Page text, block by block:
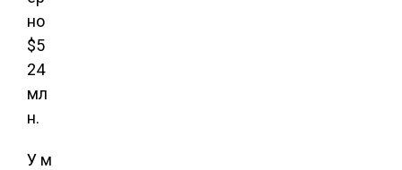
но
$5
24
мл
н.
У м